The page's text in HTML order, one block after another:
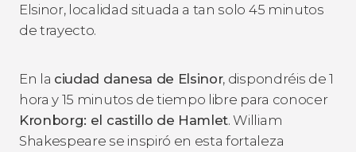
Elsinor, localidad situada a tan solo 45 minutos
de trayecto.
En la ciudad danesa de Elsinor, dispondréis de 1
hora y 15 minutos de tiempo libre para conocer
Kronborg: el castillo de Hamlet. William
Shakespeare se inspiró en esta fortaleza